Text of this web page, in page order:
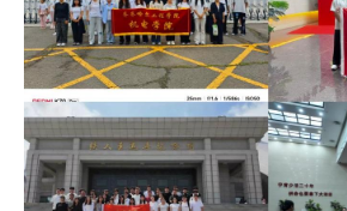
领。来自土木与管理学院工程管理专业的
在中建二局专班大连海洋大学项目中，用七